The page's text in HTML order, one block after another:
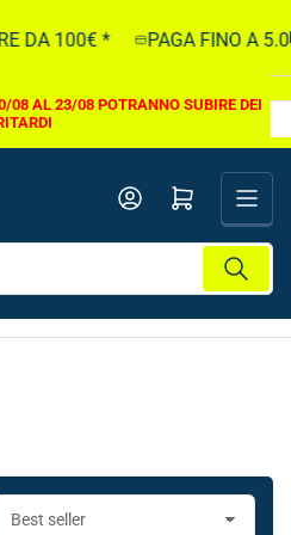
100€ * PAGA FINO A 5.000€
08 AL 23/08 POTRANNO SUBIRE DEI
Apri il mini carrello